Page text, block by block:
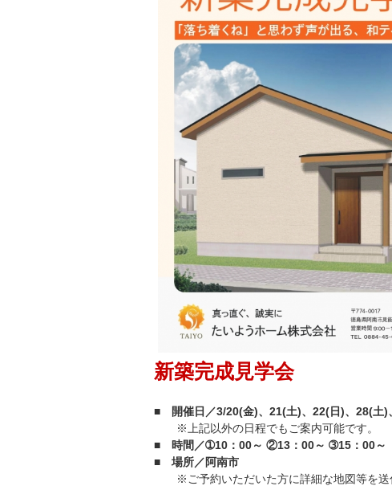
新築完成見学会
■ 開催日／3/20(金)、21(土)、22(日)、28(土)
※上記以外の日程でもご案内可能です。
■ 時間／➀10：00～ ②13：00～ ➂15：00～
■ 場所／阿南市
※ご予約いただいた方に詳細な地図等を送